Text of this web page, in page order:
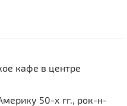
кафе в центре
50-х гг., рок-н-